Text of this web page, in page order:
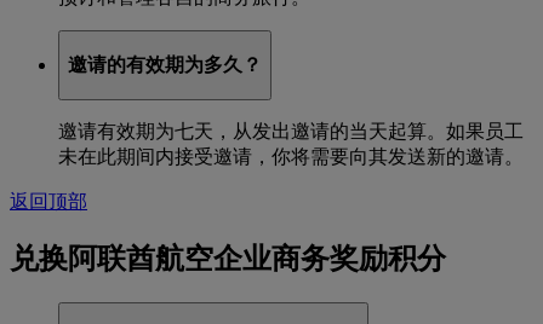
邀请的有效期为多久？
邀请有效期为七天，从发出邀请的当天起算。如果员工
未在此期间内接受邀请，你将需要向其发送新的邀请。
返回顶部
兑换阿联酋航空企业商务奖励积分